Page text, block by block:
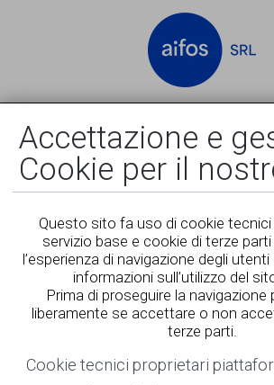
Accettazione e
Cookie per il
Questo sito fa uso di cookie tecnici
servizio base e cookie di terze
l’esperienza di navigazione degli
informazioni sull’utilizzo del
Prima di proseguire la navigazione
liberamente se accettare o non
terze parti.
Cookie tecnici proprietari